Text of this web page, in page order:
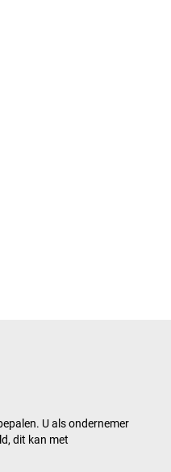
U als ondernemer
dit kan met